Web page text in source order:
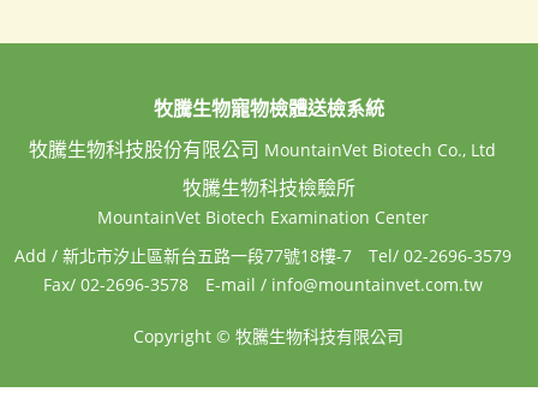
牧騰生物寵物檢體送檢系統
牧騰生物科技股份有限公司 MountainVet Biotech Co., Ltd
牧騰生物科技檢驗所
MountainVet Biotech Examination Center
Add / 新北市汐止區新台五路一段77號18樓-7
Tel/ 02-2696-3579
Fax/ 02-2696-3578
E-mail / info@mountainvet.com.tw
Copyright © 牧騰生物科技有限公司